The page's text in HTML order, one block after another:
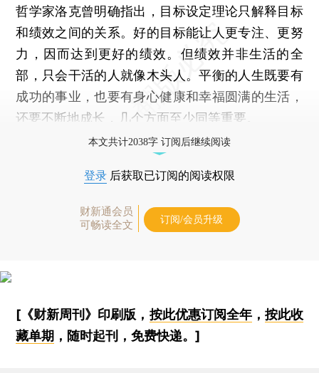
哲学家洛克曾明确指出，目标设定理论只解释目标
和绩效之间的关系。好的目标能让人更专注、更努
力，因而达到更好的绩效。但绩效并非生活的全
部，只会干活的人就像木头人。平衡的人生既要有
成功的事业，也要有身心健康和幸福圆满的生活，
还要不断地成长，几个方面至少同等重要。
本文共计2038字 订阅后继续阅读
登录 后获取已订阅的阅读权限
财新通会员
可畅读全文
订阅/会员升级
[《财新周刊》印刷版， 按此优惠订阅全年， 按此收
藏单期 ，随时起刊，免费快递。]